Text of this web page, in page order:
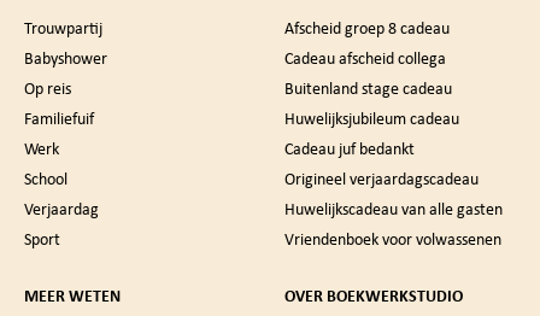
Trouwpartij
Babyshower
Op reis
Familiefuif
Werk
School
Verjaardag
Sport
Afscheid groep 8 cadeau
Cadeau afscheid collega
Buitenland stage cadeau
Huwelijksjubileum cadeau
Cadeau juf bedankt
Origineel verjaardagscadeau
Huwelijkscadeau van alle gasten
Vriendenboek voor volwassenen
MEER WETEN OVER BOEKWERKSTUDIO